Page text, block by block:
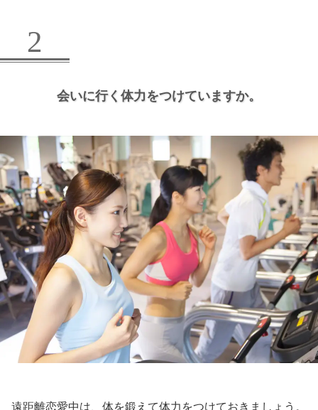
2
会いに行く体力をつけていますか。
遠距離恋愛中は、体を鍛えて体力をつけておきましょう。